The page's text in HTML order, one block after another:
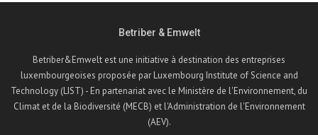
Betriber & Emwelt
Betriber&Emwelt est une initiative à destination des entreprises
luxembourgeoises proposée par Luxembourg Institute of Science and
Technology (LIST) - En partenariat avec le Ministère de l'Environnement, du
Climat et de la Biodiversité (MECB) et l'Administration de l'Environnement
(AEV).